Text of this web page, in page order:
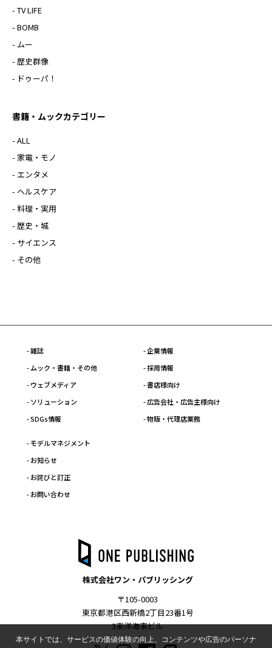
- TV LIFE
- BOMB
- ムー
- 歴史群像
- ドゥーパ！
書籍・ムックカテゴリー
- ALL
- 家電・モノ
- エンタメ
- ヘルスケア
- 料理・実用
- 歴史・城
- サイエンス
- その他
- 雑誌
- ムック・書籍・その他
- ウェブメディア
- ソリューション
- SDGs情報
- 企業情報
- 採用情報
- 書店様向け
- 広告会社・広告主様向け
- 物販・代理店業務
- モデルマネジメント
- お知らせ
- お詫びと訂正
- お問い合わせ
株式会社ワン・パブリッシング
〒105-0003
東京都港区西新橋2丁目23番1号
3東洋海事ビル
本サイトでは、サービスの価値体験の向上、コンテンツや広告のパーソナ